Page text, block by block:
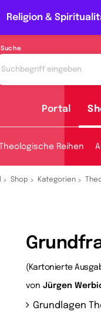
Religion &
Suche
Portal
Theologische Reihen
Shop Kategorien
(Kartonierte
von Jürgen
Grundlagen